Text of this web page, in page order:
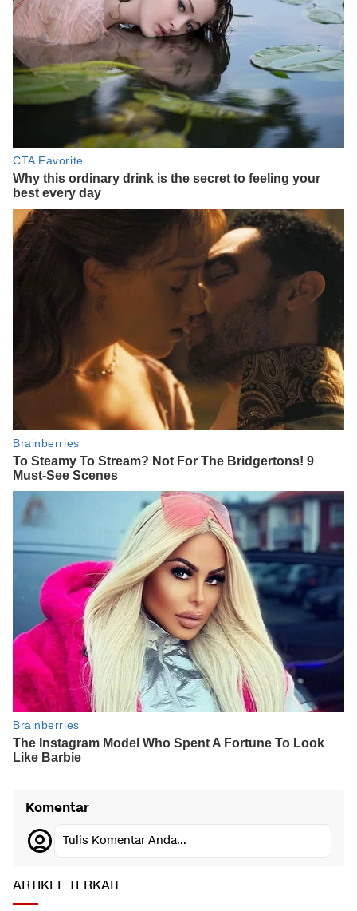
Komentar
Tulis Komentar Anda...
ARTIKEL TERKAIT